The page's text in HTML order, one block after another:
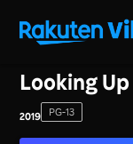
Looking Up
2019 PG-13